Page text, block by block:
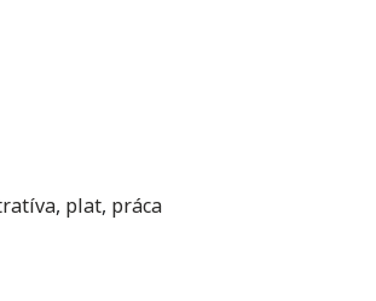
, plat, práca